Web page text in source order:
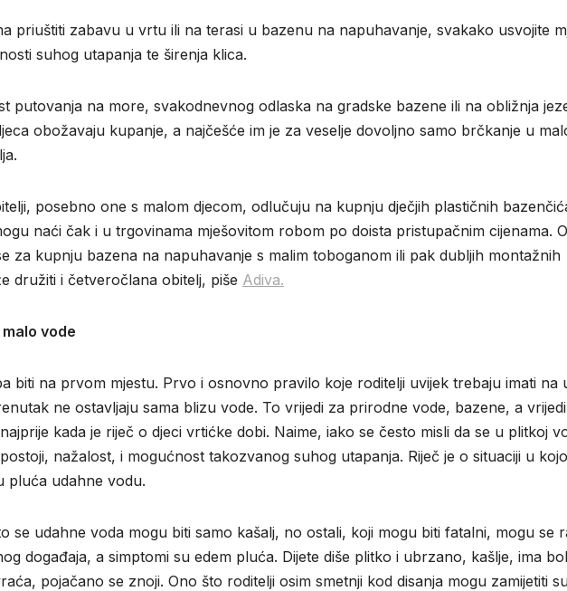
priuštiti zabavu u vrtu ili na terasi u bazenu na napuhavanje, svakako usvojite
suhog utapanja te širenja klica.
putovanja na more, svakodnevnog odlaska na gradske bazene ili na obližnja
obožavaju kupanje, a najčešće im je za veselje dovoljno samo brčkanje u
posebno one s malom djecom, odlučuju na kupnju dječjih plastičnih
naći čak i u trgovinama mješovitom robom po doista pristupačnim cijenama.
za kupnju bazena na napuhavanje s malim toboganom ili pak dubljih montažnih
družiti i četveročlana obitelj, piše Adiva.
vode
biti na prvom mjestu. Prvo i osnovno pravilo koje roditelji uvijek trebaju imati na
ne ostavljaju sama blizu vode. To vrijedi za prirodne vode, bazene, a
kada je riječ o djeci vrtićke dobi. Naime, iako se često misli da se u plitkoj
nažalost, i mogućnost takozvanog suhog utapanja. Riječ je o situaciji u
pluća udahne vodu.
se udahne voda mogu biti samo kašalj, no ostali, koji mogu biti fatalni, mogu se
događaja, a simptomi su edem pluća. Dijete diše plitko i ubrzano, kašlje, ima
pojačano se znoji. Ono što roditelji osim smetnji kod disanja mogu zamijetiti